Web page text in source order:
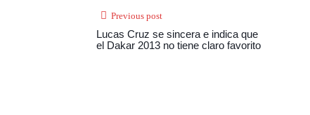
Previous post
Lucas Cruz se sincera e indica que
el Dakar 2013 no tiene claro favorito